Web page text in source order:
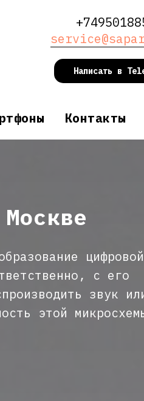
Написать в
Контакты
цифровой
с его
звук
этой